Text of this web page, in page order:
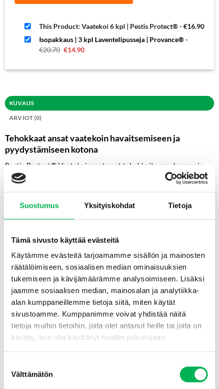
Suostumus Yksityiskohdat Tietoja
Tämä sivusto käyttää evästeitä
Käytämme evästeitä tarjoamamme sisällön ja mainosten
räätälöimiseen, sosiaalisen median ominaisuuksien
tukemiseen ja kävijämäärämme analysoimiseen. Lisäksi
jaamme sosiaalisen median, mainosalan ja analytiikka-
alan kumppaneillemme tietoja siitä, miten käytät
sivustoamme. Kumppanimme voivat yhdistää näitä
tietoja muihin tietoihin, joita olet antanut heille tai joita on
kerätty, kun olet käyttänyt heidän palvelujaan.
valinta
Välttämätön
This Product: Vaatekoi 6 kpl | Pestis Protect®-€16.90
Isopakkaus | 3 kpl Laventelipusseja | Provance®-
€20.70 Alkuperäinen
hinta
€14.90Nykyinen
hinta
KUVAUS
ARVIOT (0)
Tehokkaat ansat vaatekoin havaitsemiseen ja
pyydystämiseen kotona
Pestis Protect® Vaatekoiansat ovat tehokkaita pyydysansoja
vaatekoin esiintymisen havaitsemiseen ja seurantaan. Jokainen
koiraskoit, jotka tarttuvat myrkyttömään liimapintaan.
Käytännöllinen ripustusmuotoilu mahdollistaa ansan helpon
säilytystiloihin.
Edut & ominaisuudet
Tehokas seuranta
feromonilla ja paljastaa nopeasti, esiintyykö koita alueella.
Myrkytön ja turvallinen– Ei sisällä kemikaaleja ja on
turvallinen käyttää kodeissa, joissa on lapsia ja lemmikkejä.
Pitkäkestoinen vaikutus– Jokainen ansa tehoaa jopa 12
viikkoa.